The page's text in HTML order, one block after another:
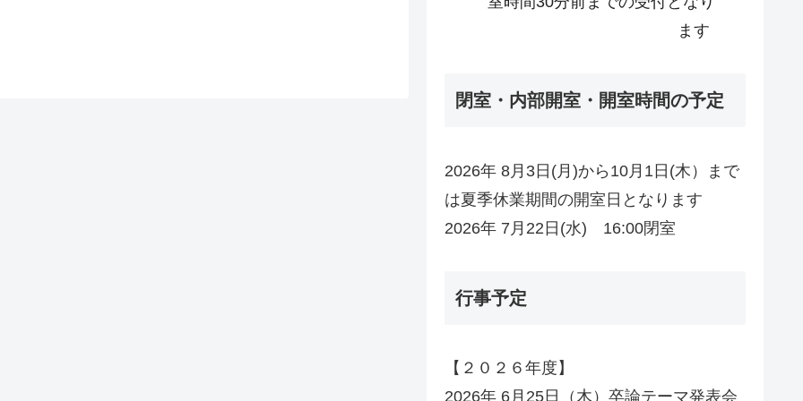
ます
閉室・内部開室・開室時間の予定
2026年 8月3日(月)から10月1日(木）まで
は夏季休業期間の開室日となります
2026年 7月22日(水) 16:00閉室
行事予定
【２０２６年度】
2026年 6月25日（木）卒論テーマ発表会